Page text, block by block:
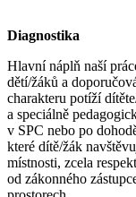
Diagnostika
Hlavní náplň naší
dětí/žáků a
charakteru potíží
a speciálně
v SPC nebo po
které dítě/žák
místnosti, zcela
od zákonného